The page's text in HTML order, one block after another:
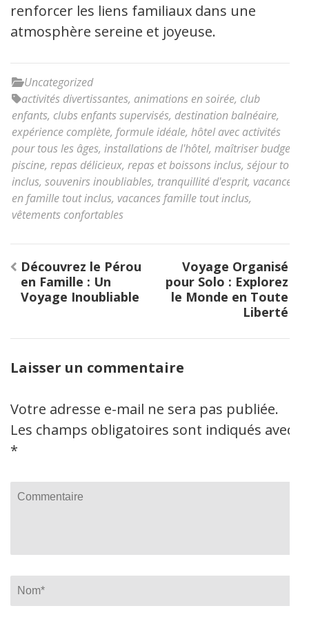
renforcer les liens familiaux dans une
atmosphère sereine et joyeuse.
Uncategorized
activités divertissantes, animations en soirée, club
enfants, clubs enfants supervisés, destination balnéaire,
expérience complète, formule idéale, hôtel avec activités
pour tous les âges, installations de l'hôtel, maîtriser budget
piscine, repas délicieux, repas et boissons inclus, séjour tout
inclus, souvenirs inoubliables, tranquillité d'esprit, vacances
en famille tout inclus, vacances famille tout inclus,
vêtements confortables
Navigation
de
l’article
Découvrez le Pérou
en Famille : Un
Voyage Inoubliable
Voyage Organisé
pour Solo : Explorez
le Monde en Toute
Liberté
Laisser un commentaire
Votre adresse e-mail ne sera pas publiée.
Les champs obligatoires sont indiqués avec
*
Commentaire
Name